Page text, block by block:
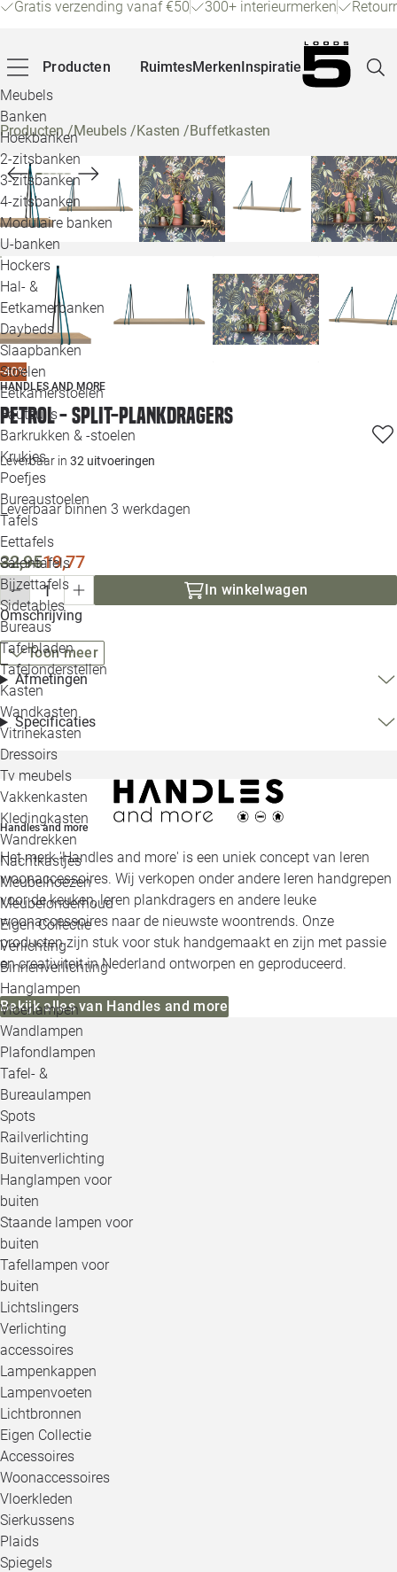
Gratis verzending vanaf €50 300+ interieurmerken
Producten
Meubels
Banken
Hoekbanken
2-zitsbanken
3-zitsbanken
4-zitsbanken
Modulaire banken
U-banken
Hockers
Hal- &
Eetkamerbanken
Daybeds
Slaapbanken
Stoelen
Eetkamerstoelen
Fauteuils
Barkrukken & -stoelen
Krukjes
Poefjes
Bureaustoelen
Tafels
Eettafels
Salontafels
Bijzettafels
Sidetables
Bureaus
Tafelbladen
Tafelonderstellen
Kasten
Wandkasten
Vitrinekasten
Dressoirs
Tv meubels
Vakkenkasten
Kledingkasten
Wandrekken
Nachtkastjes
Meubelhoezen
Meubelonderhoud
Eigen Collectie
Verlichting
Binnenverlichting
Hanglampen
Vloerlampen
Wandlampen
Plafondlampen
Tafel- &
Bureaulampen
Spots
Railverlichting
Buitenverlichting
Hanglampen voor
buiten
Staande lampen voor
buiten
Tafellampen voor
buiten
Lichtslingers
Verlichting
accessoires
Lampenkappen
Lampenvoeten
Lichtbronnen
Eigen Collectie
Accessoires
Woonaccessoires
Vloerkleden
Sierkussens
Plaids
Spiegels
RuimtesMerkenInspiratie
Producten/Meubels /Kasten /Buffetkasten
-40%
HANDLES AND MORE
PETROL - split-plankdragers
Leverbaar in 32 uitvoeringen
Leverbaar binnen 3 werkdagen
32,9519,77
In winkelwagen
Omschrijving
Toon meer
Afmetingen
Specificaties
Handles and more
Het merk 'Handles and more' is een uniek concept van leren
woonaccessoires. Wij verkopen onder andere leren handgrepen
voor de keuken, leren plankdragers en andere leuke
woonaccessoires naar de nieuwste woontrends. Onze
producten zijn stuk voor stuk handgemaakt en zijn met passie
en creativiteit in Nederland ontworpen en geproduceerd.
Bekijk alles van Handles and more